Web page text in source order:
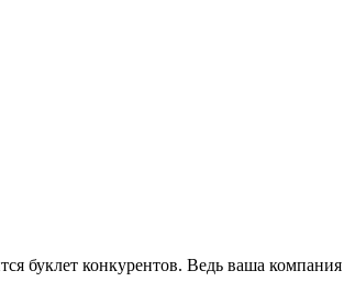
буклет конкурентов. Ведь ваша